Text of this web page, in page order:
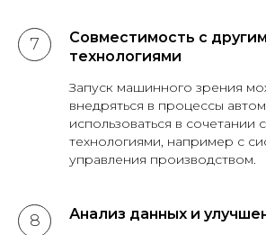
Совместимость с
технологиями
Запуск машинного зрения
внедряться в процессы
использоваться в сочетании
технологиями, например с
управления производством.
Анализ данных и